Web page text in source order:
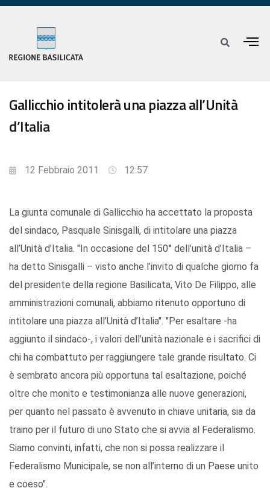
Gallicchio intitolerà una piazza all’Unità
d’Italia
12 Febbraio 2011 12:57
La giunta comunale di Gallicchio ha accettato la proposta
del sindaco, Pasquale Sinisgalli, di intitolare una piazza
all’Unità d’Italia. "In occasione del 150° dell’unità d’Italia –
ha detto Sinisgalli – visto anche l’invito di qualche giorno fa
del presidente della regione Basilicata, Vito De Filippo, alle
amministrazioni comunali, abbiamo ritenuto opportuno di
intitolare una piazza all’Unità d’Italia". "Per esaltare -ha
aggiunto il sindaco-, i valori dell’unità nazionale e i sacrifici di
chi ha combattuto per raggiungere tale grande risultato. Ci
è sembrato ancora più opportuna tal esaltazione, poiché
oltre che monito e testimonianza alle nuove generazioni,
per quanto nel passato è avvenuto in chiave unitaria, sia da
traino per il futuro di uno Stato che si avvia al Federalismo.
Siamo convinti, infatti, che non si possa realizzare il
Federalismo Municipale, se non all’interno di un Paese unito
e coeso".